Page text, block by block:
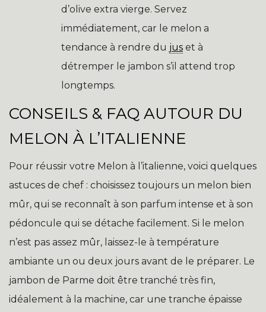
d’olive extra vierge. Servez
immédiatement, car le melon a
tendance à rendre du jus et à
détremper le jambon s’il attend trop
longtemps.
CONSEILS & FAQ AUTOUR DU
MELON À L’ITALIENNE
Pour réussir votre Melon à l’italienne, voici quelques
astuces de chef : choisissez toujours un melon bien
mûr, qui se reconnaît à son parfum intense et à son
pédoncule qui se détache facilement. Si le melon
n’est pas assez mûr, laissez-le à température
ambiante un ou deux jours avant de le préparer. Le
jambon de Parme doit être tranché très fin,
idéalement à la machine, car une tranche épaisse